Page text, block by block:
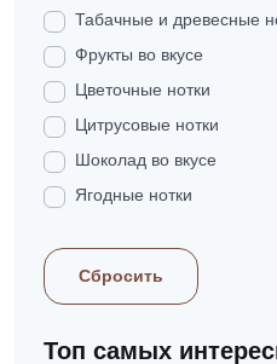
Табачные и древесные
Фрукты во вкусе
Цветочные нотки
Цитрусовые нотки
Шоколад во вкусе
Ягодные нотки
Сбросить
Топ самых